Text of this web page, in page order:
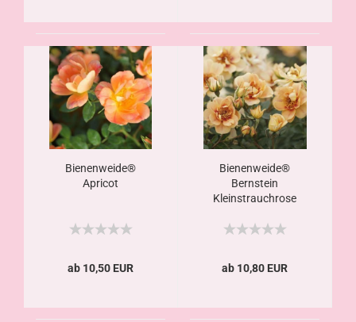
Bienenweide®
Apricot
ab 10,50 EUR
Bienenweide®
Bernstein
Kleinstrauchrose
ab 10,80 EUR